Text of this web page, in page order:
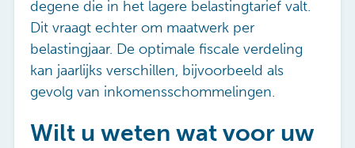
degene die in het lagere belastingtarief valt.
Dit vraagt echter om maatwerk per
belastingjaar. De optimale fiscale verdeling
kan jaarlijks verschillen, bijvoorbeeld als
gevolg van inkomensschommelingen.
Wilt u weten wat voor uw